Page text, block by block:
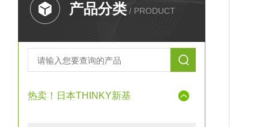
产品分类 / PRODUCT
热卖！日本THINKY新基